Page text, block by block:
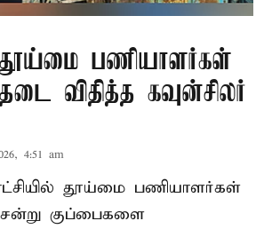
பணியாளர்கள்
விதித்த கவுன்சிலர்
4:51 am
தூய்மை பணியாளர்கள்
குப்பைகளை